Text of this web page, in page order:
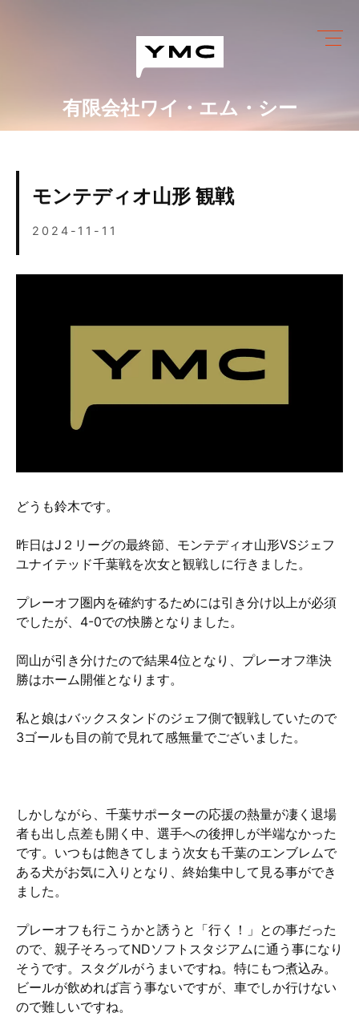
有限会社ワイ・エム・シー
ワイ・エム・シーにできること
会社情報
営業カレンダー
ブログ
お問い合わせ
モンテディオ山形 観戦
2024-11-11
どうも鈴木です。
昨日はJ２リーグの最終節、モンテディオ山形VSジェフ
ユナイテッド千葉戦を次女と観戦しに行きました。
プレーオフ圏内を確約するためには引き分け以上が必須
でしたが、4-0での快勝となりました。
岡山が引き分けたので結果4位となり、プレーオフ準決
勝はホーム開催となります。
私と娘はバックスタンドのジェフ側で観戦していたので
3ゴールも目の前で見れて感無量でございました。
しかしながら、千葉サポーターの応援の熱量が凄く退場
者も出し点差も開く中、選手への後押しが半端なかった
です。いつもは飽きてしまう次女も千葉のエンブレムで
ある犬がお気に入りとなり、終始集中して見る事ができ
ました。
プレーオフも行こうかと誘うと「行く！」との事だった
ので、親子そろってNDソフトスタジアムに通う事になり
そうです。スタグルがうまいですね。特にもつ煮込み。
ビールが飲めれば言う事ないですが、車でしか行けない
ので難しいですね。